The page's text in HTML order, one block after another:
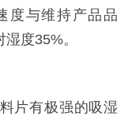
度与维持产品品
度35%。
片有极强的吸湿